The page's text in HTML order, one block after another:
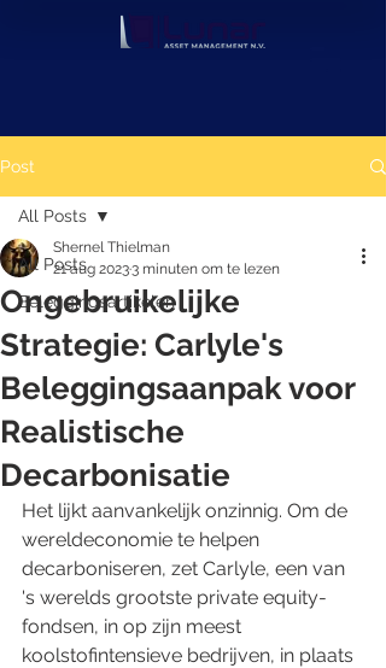
Post
All Posts
Beleggingsartikelen
All Posts
Ongebruikelijke
Strategie: Carlyle's
Beleggingsaanpak voor
Realistische
Decarbonisatie
Shernel Thielman
21 aug 20233 minuten om te lezen
Het lijkt aanvankelijk onzinnig. Om de
wereldeconomie te helpen
decarboniseren, zet Carlyle, een van
's werelds grootste private equity-
fondsen, in op zijn meest
koolstofintensieve bedrijven, in plaats